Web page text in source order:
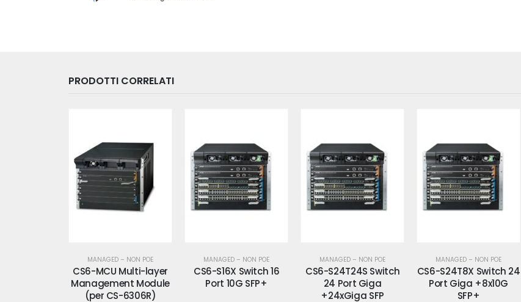
PRODOTTI CORRELATI
MANAGED – NON POE
CS6-S16X Switch 16
Port 10G SFP+
MANAGED – NON POE
CS6-S24T24S Switch
24 Port Giga
MANAGED – NON POE
CS6-S24T8X Switch 24
Port Giga +8x10G
SFP+
MANAGED – NON POE
CS6-S48S Switch 48
Port Giga SFP